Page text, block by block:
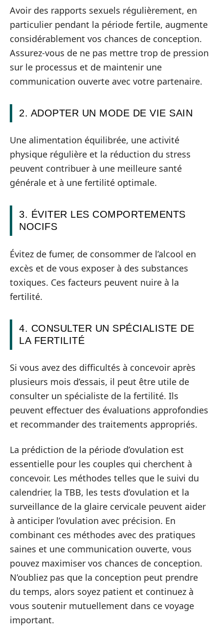
Avoir des rapports sexuels régulièrement, en
particulier pendant la période fertile, augmente
considérablement vos chances de conception.
Assurez-vous de ne pas mettre trop de pression
sur le processus et de maintenir une
communication ouverte avec votre partenaire.
2. ADOPTER UN MODE DE VIE SAIN
Une alimentation équilibrée, une activité
physique régulière et la réduction du stress
peuvent contribuer à une meilleure santé
générale et à une fertilité optimale.
3. ÉVITER LES COMPORTEMENTS
NOCIFS
Évitez de fumer, de consommer de l’alcool en
excès et de vous exposer à des substances
toxiques. Ces facteurs peuvent nuire à la
fertilité.
4. CONSULTER UN SPÉCIALISTE DE
LA FERTILITÉ
Si vous avez des difficultés à concevoir après
plusieurs mois d’essais, il peut être utile de
consulter un spécialiste de la fertilité. Ils
peuvent effectuer des évaluations approfondies
et recommander des traitements appropriés.
La prédiction de la période d’ovulation est
essentielle pour les couples qui cherchent à
concevoir. Les méthodes telles que le suivi du
calendrier, la TBB, les tests d’ovulation et la
surveillance de la glaire cervicale peuvent aider
à anticiper l’ovulation avec précision. En
combinant ces méthodes avec des pratiques
saines et une communication ouverte, vous
pouvez maximiser vos chances de conception.
N’oubliez pas que la conception peut prendre
du temps, alors soyez patient et continuez à
vous soutenir mutuellement dans ce voyage
important.